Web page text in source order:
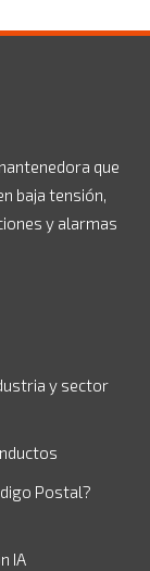
que
baja tensión,
y alarmas
y sector
Postal?
IA